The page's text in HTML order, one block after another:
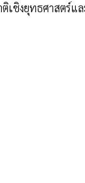
เชิงยุทธศาสตร์แ